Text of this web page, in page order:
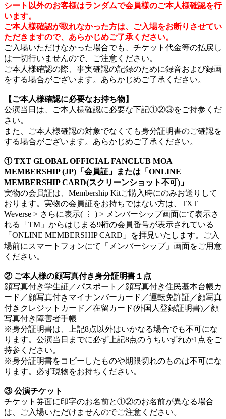
シート以外のお客様はランダムで会員様のご本人様確認を行
います。
ご本人様確認が取れなかった方は、ご入場をお断りさせてい
ただきますので、あらかじめご了承ください。
ご入場いただけなかった場合でも、チケット代金等の払戻し
は一切行いませんので、ご注意ください。
ご本人様確認の際、事実確認の記録のために録音および録画
をする場合がございます。あらかじめご了承ください。
【ご本人様確認に必要なお持ち物】
公演当日は、ご本人様確認に必要な下記①②③をご持参くだ
さい。
また、ご本人様確認の対象でなくても身分証明書のご確認を
する場合がございます。あらかじめご了承ください。
① TXT GLOBAL OFFICIAL FANCLUB MOA
MEMBERSHIP (JP)「会員証」または「ONLINE
MEMBERSHIP CARD(スクリーンショット不可)」
実物の会員証は、Membership Kitご購入時にのみお送りして
おります。実物の会員証をお持ちではない方は、TXT
Weverse > さらに表示( ⋮ ) > メンバーシップ画面にて表示さ
れる「TM」からはじまる9桁の会員番号が表示されている
「ONLINE MEMBERSHIP CARD」を拝見いたします。ご入
場前にスマートフォンにて「メンバーシップ」画面をご用意
ください。
② ご本人様の顔写真付き身分証明書１点
顔写真付き学生証／パスポート／顔写真付き住民基本台帳カ
ード／顔写真付きマイナンバーカード／運転免許証／顔写真
付きクレジットカード／在留カード(外国人登録証明書)／顔
写真付き障害者手帳
※身分証明書は、上記8点以外はいかなる場合でも不可にな
ります。公演当日までに必ず上記8点のうちいずれか1点をご
持参ください。
※身分証明書をコピーしたものや期限切れのものは不可にな
ります。必ず現物をお持ちください。
③ 公演チケット
チケット券面に印字のお名前と①②のお名前が異なる場合
は、ご入場いただけませんのでご注意ください。